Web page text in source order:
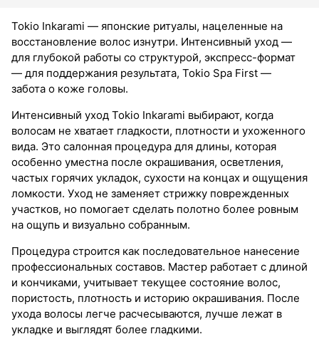
Tokio Inkarami — японские ритуалы, нацеленные на
восстановление волос изнутри. Интенсивный уход —
для глубокой работы со структурой, экспресс-формат
— для поддержания результата, Tokio Spa First —
забота о коже головы.
Интенсивный уход Tokio Inkarami выбирают, когда
волосам не хватает гладкости, плотности и ухоженного
вида. Это салонная процедура для длины, которая
особенно уместна после окрашивания, осветления,
частых горячих укладок, сухости на концах и ощущения
ломкости. Уход не заменяет стрижку поврежденных
участков, но помогает сделать полотно более ровным
на ощупь и визуально собранным.
Процедура строится как последовательное нанесение
профессиональных составов. Мастер работает с длиной
и кончиками, учитывает текущее состояние волос,
пористость, плотность и историю окрашивания. После
ухода волосы легче расчесываются, лучше лежат в
укладке и выглядят более гладкими.